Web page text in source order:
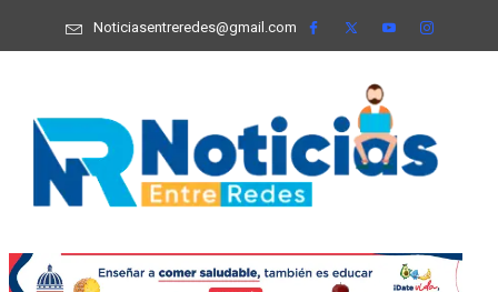
Noticiasentreredes@gmail.com